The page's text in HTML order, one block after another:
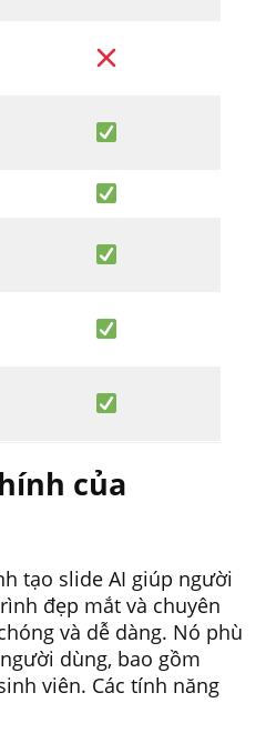
của
tạo slide AI giúp người
đẹp mắt và chuyên
và dễ dàng. Nó phù
dùng, bao gồm
viên. Các tính năng